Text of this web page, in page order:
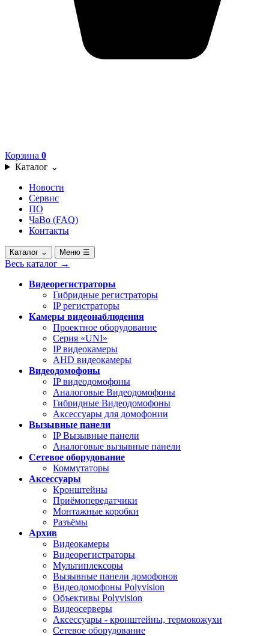
Корзина 0
Каталог ⌄
Новости
Сервис
ПО
ЧаВо (FAQ)
Контакты
Каталог ⌄ Меню ☰
Весь каталог →
Видеорегистраторы
Гибридные регистраторы
IP регистраторы
Камеры видеонаблюдения
Проектное оборудование
Серия «UNI»
IP видеокамеры
AHD видеокамеры
Видеодомофоны
IP видеодомофоны
Аналоговые Видеодомофоны
Гибридные Видеодомофоны
Аксессуары для домофонии
Вызывные панели
IP Вызывные панели
Аналоговые вызывные панели
Сетевое оборудование
Коммутаторы
Аксессуары
Кронштейны
Приёмопередатчики
Монтажные коробки
Разъёмы
Архив
Видеокамеры
Видеорегистраторы
Мультиплексоры
Вызывные панели домофонов
Видеодомофоны Polyvision
Объективы Polyvision
Видеосерверы
Аксессуары - кронштейны, термокожухи
Сетевое оборудование